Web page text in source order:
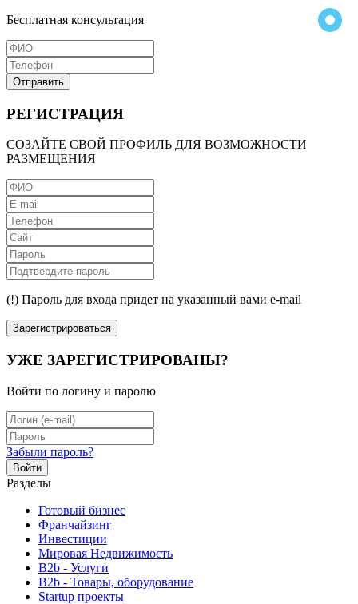
Бесплатная консультация
Отправить
РЕГИСТРАЦИЯ
СОЗАЙТЕ СВОЙ ПРОФИЛЬ ДЛЯ ВОЗМОЖНОСТИ
РАЗМЕЩЕНИЯ
(!) Пароль для входа придет на указанный вами e-mail
Зарегистрироваться
УЖЕ ЗАРЕГИСТРИРОВАНЫ?
Войти по логину и паролю
Забыли пароль?
Войти
Разделы
Готовый бизнес
Франчайзинг
Инвестиции
Мировая Недвижимость
B2b - Услуги
B2b - Товары, оборудование
Startup проекты